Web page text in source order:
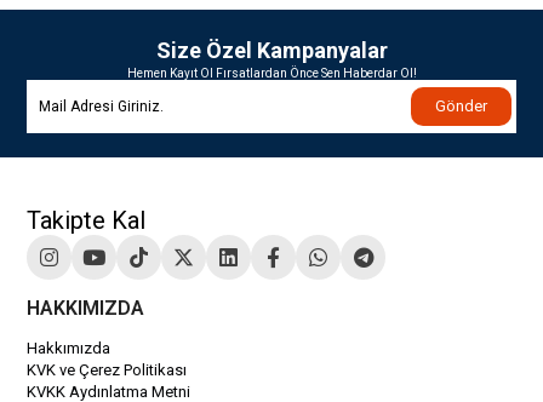
Size Özel Kampanyalar
Hemen Kayıt Ol Fırsatlardan Önce Sen Haberdar Ol!
Gönder
Takipte Kal
HAKKIMIZDA
Hakkımızda
KVK ve Çerez Politikası
KVKK Aydınlatma Metni